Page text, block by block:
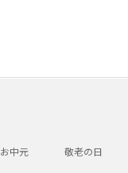
お中元 敬老の日